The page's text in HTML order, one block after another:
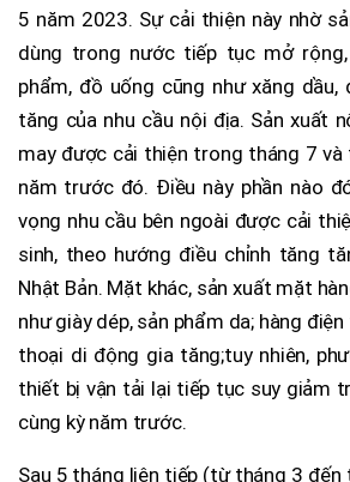
5 năm 2023. Sự cải thiện này nhờ
dùng trong nước tiếp tục mở
phẩm, đồ uống cũng như xăng dầu,
tăng của nhu cầu nội địa. Sản xuất
may được cải thiện trong tháng 7
năm trước đó. Điều này phần nào
vọng nhu cầu bên ngoài được cải
sinh, theo hướng điều chỉnh tăng
Nhật Bản. Mặt khác, sản xuất mặt
như giày dép, sản phẩm da; hàng
thoại di động gia tăng;tuy nhiên,
thiết bị vận tải lại tiếp tục suy giảm
cùng kỳ năm trước.
Sau 5 tháng liên tiếp (từ tháng 3